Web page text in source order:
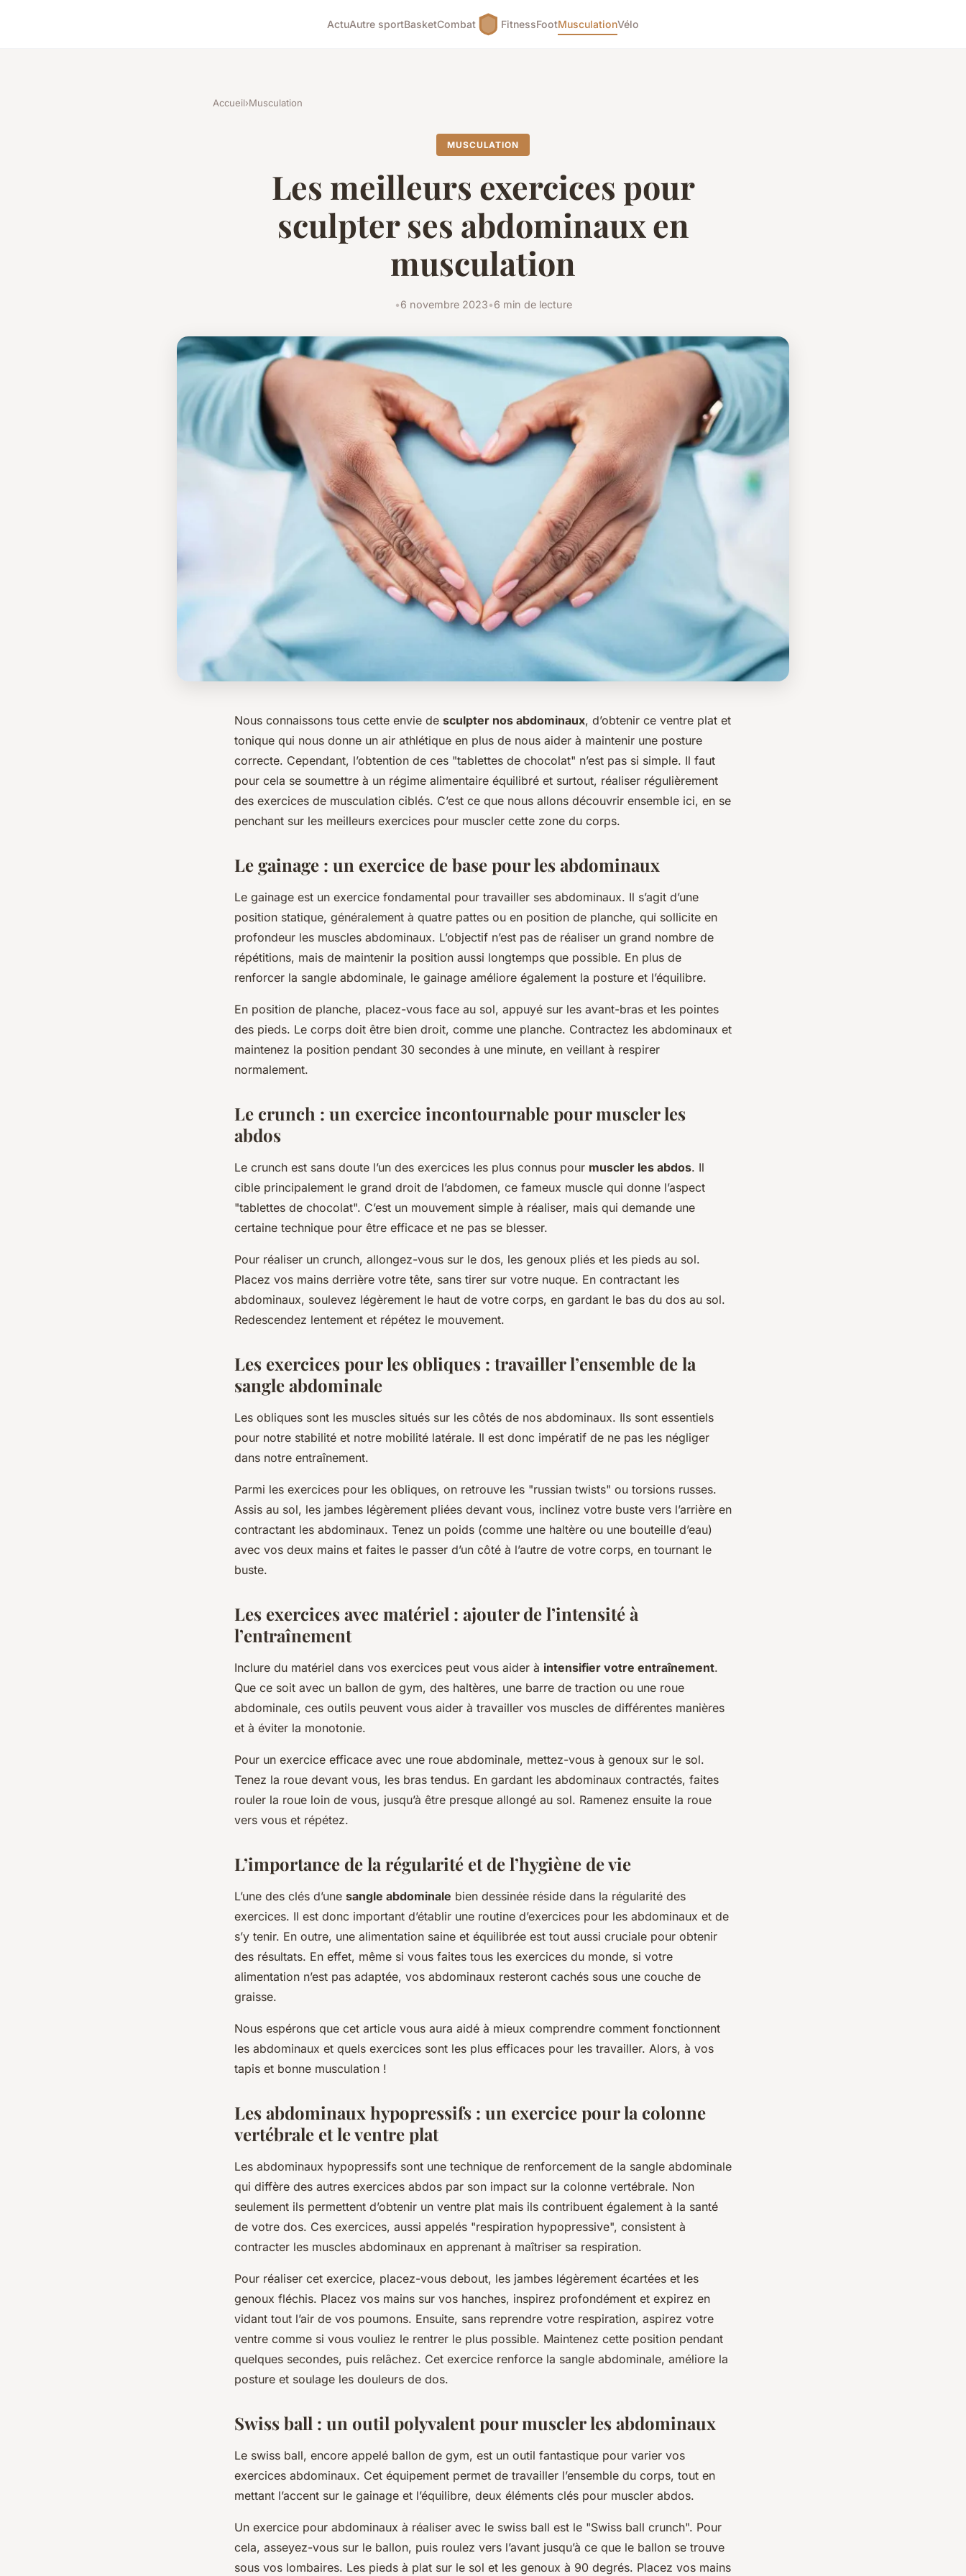
ActuAutre sportBasketCombat FitnessFootMusculationVélo
Accueil›Musculation
MUSCULATION
Les meilleurs exercices pour
sculpter ses abdominaux en
musculation
•6 novembre 2023•6 min de lecture
Nous connaissons tous cette envie de sculpter nos abdominaux, d’obtenir ce ventre plat et
tonique qui nous donne un air athlétique en plus de nous aider à maintenir une posture
correcte. Cependant, l’obtention de ces "tablettes de chocolat" n’est pas si simple. Il faut
pour cela se soumettre à un régime alimentaire équilibré et surtout, réaliser régulièrement
des exercices de musculation ciblés. C’est ce que nous allons découvrir ensemble ici, en se
penchant sur les meilleurs exercices pour muscler cette zone du corps.
Le gainage : un exercice de base pour les abdominaux
Le gainage est un exercice fondamental pour travailler ses abdominaux. Il s’agit d’une
position statique, généralement à quatre pattes ou en position de planche, qui sollicite en
profondeur les muscles abdominaux. L’objectif n’est pas de réaliser un grand nombre de
répétitions, mais de maintenir la position aussi longtemps que possible. En plus de
renforcer la sangle abdominale, le gainage améliore également la posture et l’équilibre.
En position de planche, placez-vous face au sol, appuyé sur les avant-bras et les pointes
des pieds. Le corps doit être bien droit, comme une planche. Contractez les abdominaux et
maintenez la position pendant 30 secondes à une minute, en veillant à respirer
normalement.
Le crunch : un exercice incontournable pour muscler les
abdos
Le crunch est sans doute l’un des exercices les plus connus pour muscler les abdos. Il
cible principalement le grand droit de l’abdomen, ce fameux muscle qui donne l’aspect
"tablettes de chocolat". C’est un mouvement simple à réaliser, mais qui demande une
certaine technique pour être efficace et ne pas se blesser.
Pour réaliser un crunch, allongez-vous sur le dos, les genoux pliés et les pieds au sol.
Placez vos mains derrière votre tête, sans tirer sur votre nuque. En contractant les
abdominaux, soulevez légèrement le haut de votre corps, en gardant le bas du dos au sol.
Redescendez lentement et répétez le mouvement.
Les exercices pour les obliques : travailler l’ensemble de la
sangle abdominale
Les obliques sont les muscles situés sur les côtés de nos abdominaux. Ils sont essentiels
pour notre stabilité et notre mobilité latérale. Il est donc impératif de ne pas les négliger
dans notre entraînement.
Parmi les exercices pour les obliques, on retrouve les "russian twists" ou torsions russes.
Assis au sol, les jambes légèrement pliées devant vous, inclinez votre buste vers l’arrière en
contractant les abdominaux. Tenez un poids (comme une haltère ou une bouteille d’eau)
avec vos deux mains et faites le passer d’un côté à l’autre de votre corps, en tournant le
buste.
Les exercices avec matériel : ajouter de l’intensité à
l’entraînement
Inclure du matériel dans vos exercices peut vous aider à intensifier votre entraînement.
Que ce soit avec un ballon de gym, des haltères, une barre de traction ou une roue
abdominale, ces outils peuvent vous aider à travailler vos muscles de différentes manières
et à éviter la monotonie.
Pour un exercice efficace avec une roue abdominale, mettez-vous à genoux sur le sol.
Tenez la roue devant vous, les bras tendus. En gardant les abdominaux contractés, faites
rouler la roue loin de vous, jusqu’à être presque allongé au sol. Ramenez ensuite la roue
vers vous et répétez.
L’importance de la régularité et de l’hygiène de vie
L’une des clés d’une sangle abdominale bien dessinée réside dans la régularité des
exercices. Il est donc important d’établir une routine d’exercices pour les abdominaux et de
s’y tenir. En outre, une alimentation saine et équilibrée est tout aussi cruciale pour obtenir
des résultats. En effet, même si vous faites tous les exercices du monde, si votre
alimentation n’est pas adaptée, vos abdominaux resteront cachés sous une couche de
graisse.
Nous espérons que cet article vous aura aidé à mieux comprendre comment fonctionnent
les abdominaux et quels exercices sont les plus efficaces pour les travailler. Alors, à vos
tapis et bonne musculation !
Les abdominaux hypopressifs : un exercice pour la colonne
vertébrale et le ventre plat
Les abdominaux hypopressifs sont une technique de renforcement de la sangle abdominale
qui diffère des autres exercices abdos par son impact sur la colonne vertébrale. Non
seulement ils permettent d’obtenir un ventre plat mais ils contribuent également à la santé
de votre dos. Ces exercices, aussi appelés "respiration hypopressive", consistent à
contracter les muscles abdominaux en apprenant à maîtriser sa respiration.
Pour réaliser cet exercice, placez-vous debout, les jambes légèrement écartées et les
genoux fléchis. Placez vos mains sur vos hanches, inspirez profondément et expirez en
vidant tout l’air de vos poumons. Ensuite, sans reprendre votre respiration, aspirez votre
ventre comme si vous vouliez le rentrer le plus possible. Maintenez cette position pendant
quelques secondes, puis relâchez. Cet exercice renforce la sangle abdominale, améliore la
posture et soulage les douleurs de dos.
Swiss ball : un outil polyvalent pour muscler les abdominaux
Le swiss ball, encore appelé ballon de gym, est un outil fantastique pour varier vos
exercices abdominaux. Cet équipement permet de travailler l’ensemble du corps, tout en
mettant l’accent sur le gainage et l’équilibre, deux éléments clés pour muscler abdos.
Un exercice pour abdominaux à réaliser avec le swiss ball est le "Swiss ball crunch". Pour
cela, asseyez-vous sur le ballon, puis roulez vers l’avant jusqu’à ce que le ballon se trouve
sous vos lombaires. Les pieds à plat sur le sol et les genoux à 90 degrés. Placez vos mains